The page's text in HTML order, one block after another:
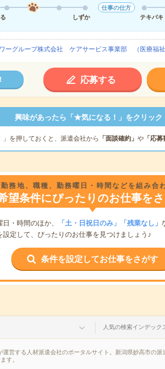
しずか
仕事の仕方
テキパキ
ーグループ株式会社 ケアサービス事業部 （医療福祉
応募する
興味があったら「★気になる！」をクリック
」を押しておくと、派遣会社から 「面談確約」 や「応募
勤務地、職種、勤務曜日・時間などを組み合
望条件にぴったりのお仕事を
・時間のほか、 「土・日祝日のみ」「残業なし」
定して、ぴったりのお仕事を見つけましょう♪
条件を設定してお仕事をさがす
人気の検索インデック
営する人材派遣会社のポータルサイト。新潟県妙高市の
す。